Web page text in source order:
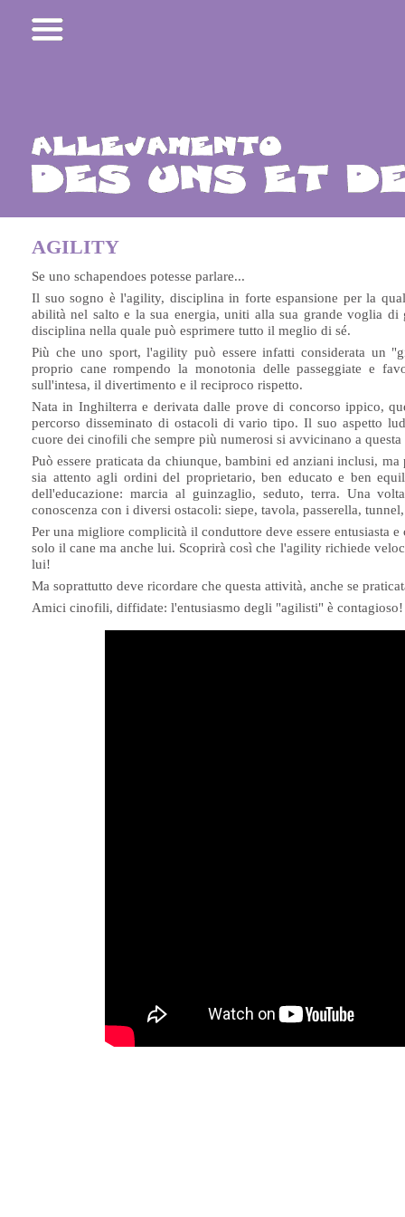
AGILITY
Se uno schapendoes potesse parlare...
Il suo sogno è l'agility, disciplina in forte espansione per la
abilità nel salto e la sua energia, uniti alla sua grande voglia di
disciplina nella quale può esprimere tutto il meglio di sé.
Più che uno sport, l'agility può essere infatti considerata un
proprio cane rompendo la monotonia delle passeggiate e
sull'intesa, il divertimento e il reciproco rispetto.
Nata in Inghilterra e derivata dalle prove di concorso ippico,
percorso disseminato di ostacoli di vario tipo. Il suo aspetto
cuore dei cinofili che sempre più numerosi si avvicinano a
Può essere praticata da chiunque, bambini ed anziani inclusi,
sia attento agli ordini del proprietario, ben educato e ben
dell'educazione: marcia al guinzaglio, seduto, terra. Una
conoscenza con i diversi ostacoli: siepe, tavola, passerella,
Per una migliore complicità il conduttore deve essere entusiasta
solo il cane ma anche lui. Scoprirà così che l'agility richiede
lui!
Ma soprattutto deve ricordare che questa attività, anche se
Amici cinofili, diffidate: l'entusiasmo degli "agilisti" è contagioso!